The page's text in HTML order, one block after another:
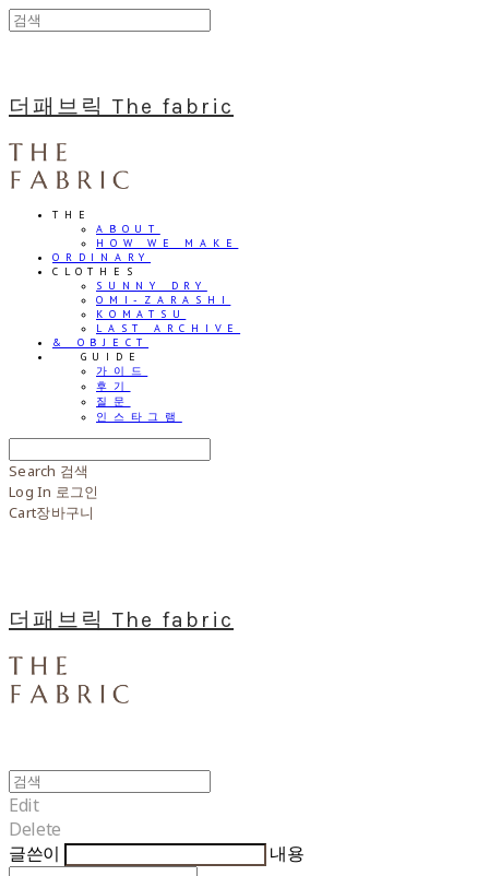
더패브릭 The fabric
THE
ABOUT
HOW WE MAKE
ORDINARY
CLOTHES
SUNNY DRY
OMI-ZARASHI
KOMATSU
LAST ARCHIVE
& OBJECT
⠀⠀GUIDE
가이드
후기
질문
인스타그램
Search 검색
Log In 로그인
Cart장바구니
더패브릭 The fabric
Edit
Delete
글쓴이
내용